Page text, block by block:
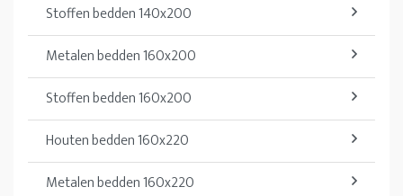
Stoffen bedden 140x200
Metalen bedden 160x200
Stoffen bedden 160x200
Houten bedden 160x220
Metalen bedden 160x220